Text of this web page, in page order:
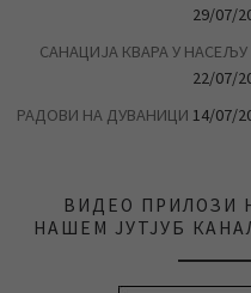
29/07/
САНАЦИЈА КВАРА У НАСЕЉУ
22/07/
РАДОВИ НА ДУВАНИЦИ 14/07/
ВИДЕО ПРИЛОЗИ
НАШЕМ ЈУТЈУБ